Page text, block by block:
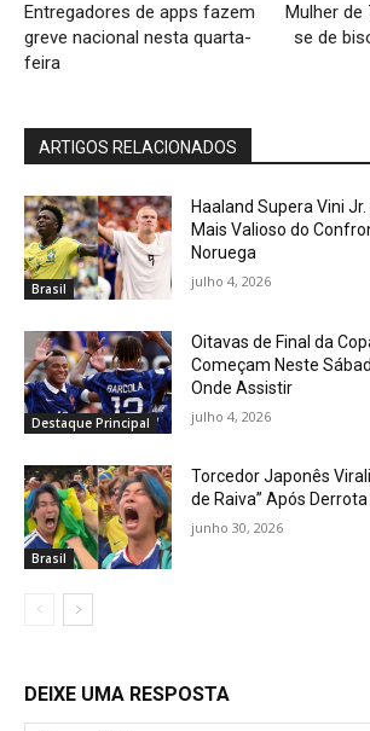
Entregadores de apps fazem
greve nacional nesta quarta-
feira
Mulher de
se de
ARTIGOS RELACIONADOS
Brasil
Haaland Supera Vini
Mais Valioso do
Noruega
julho 4, 2026
Destaque Principal
Oitavas de Final da
Começam Neste
Onde Assistir
julho 4, 2026
Brasil
Torcedor Japonês
de Raiva” Após Derrota
junho 30, 2026
DEIXE UMA RESPOSTA